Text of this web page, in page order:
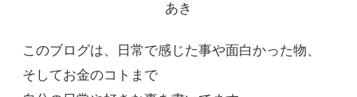
あき
このブログは、日常で感じた事や面白かった物、
そしてお金のコトまで